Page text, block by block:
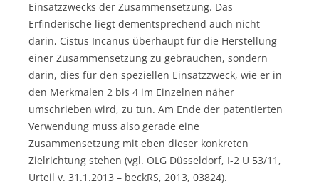
Einsatzzwecks der Zusammensetzung. Das
Erfinderische liegt dementsprechend auch nicht
darin, Cistus Incanus überhaupt für die Herstellung
einer Zusammensetzung zu gebrauchen, sondern
darin, dies für den speziellen Einsatzzweck, wie er in
den Merkmalen 2 bis 4 im Einzelnen näher
umschrieben wird, zu tun. Am Ende der patentierten
Verwendung muss also gerade eine
Zusammensetzung mit eben dieser konkreten
Zielrichtung stehen (vgl. OLG Düsseldorf, I-2 U 53/11,
Urteil v. 31.1.2013 – beckRS, 2013, 03824).